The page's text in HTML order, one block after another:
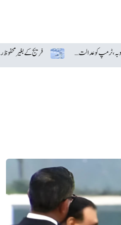
وائٹ ہاؤس بال روم منصوبہ، ٹرمپ کو عدالت سے بڑا جھٹکا